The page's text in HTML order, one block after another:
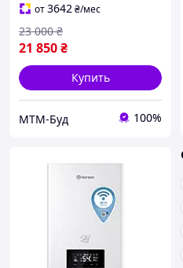
от3642₴/мес
21 850₴
23 000 ₴
Купить
МТМ-Буд 100%